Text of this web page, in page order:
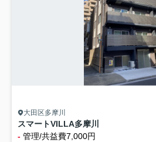
大田区多摩川
スマートVILLA多摩川
- 管理/共益費7,000円